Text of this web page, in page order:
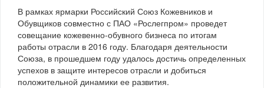
В рамках ярмарки Российский Союз Кожевников и
Обувщиков совместно с ПАО «Рослегпром» проведет
совещание кожевенно-обувного бизнеса по итогам
работы отрасли в 2016 году. Благодаря деятельности
Союза, в прошедшем году удалось достичь определенных
успехов в защите интересов отрасли и добиться
положительной динамики ее развития.